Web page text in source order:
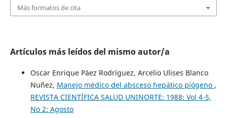
Más formatos de cita
Artículos más leídos del mismo autor/a
Oscar Enrique Páez Rodríguez, Arcelio Ulises Blanco
Nuñez, Manejo médico del absceso hepático piógeno ,
REVISTA CIENTÍFICA SALUD UNINORTE: 1988: Vol 4-5,
No 2: Agosto